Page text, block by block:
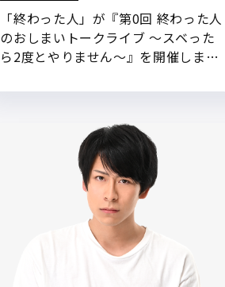
「終わった人」が『第0回 終わった人
のおしまいトークライブ ～スベった
ら2度とやりません～』を開催しまし